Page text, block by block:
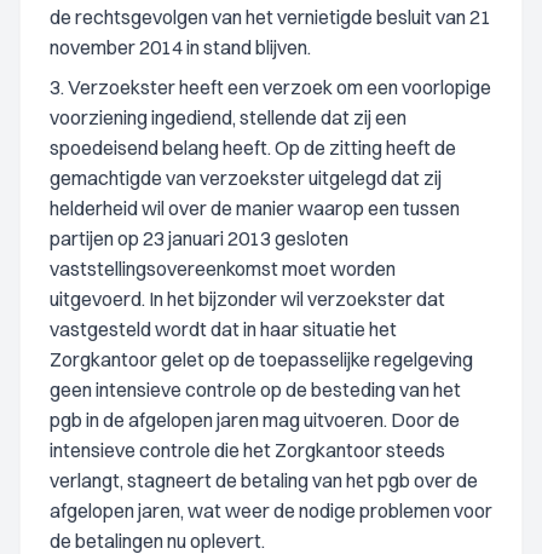
de rechtsgevolgen van het vernietigde besluit van 21
november 2014 in stand blijven.
3. Verzoekster heeft een verzoek om een voorlopige
voorziening ingediend, stellende dat zij een
spoedeisend belang heeft. Op de zitting heeft de
gemachtigde van verzoekster uitgelegd dat zij
helderheid wil over de manier waarop een tussen
partijen op 23 januari 2013 gesloten
vaststellingsovereenkomst moet worden
uitgevoerd. In het bijzonder wil verzoekster dat
vastgesteld wordt dat in haar situatie het
Zorgkantoor gelet op de toepasselijke regelgeving
geen intensieve controle op de besteding van het
pgb in de afgelopen jaren mag uitvoeren. Door de
intensieve controle die het Zorgkantoor steeds
verlangt, stagneert de betaling van het pgb over de
afgelopen jaren, wat weer de nodige problemen voor
de betalingen nu oplevert.